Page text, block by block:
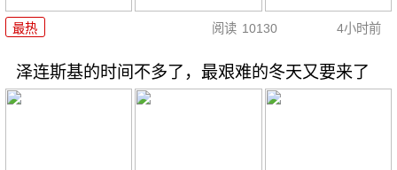
最热 阅读 10130 4小时前
泽连斯基的时间不多了，最艰难的冬天又要来了